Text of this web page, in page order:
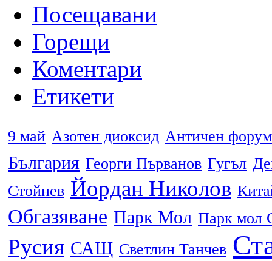
Посещавани
Горещи
Коментари
Етикети
9 май Азотен диоксид Античен форум
България Георги Първанов Гугъл
Стойнев Йордан Николов
Обгазяване Парк Мол Парк мол
Русия САЩ Светлин Танчев